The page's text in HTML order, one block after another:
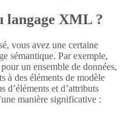
langage XML ?
vous avez une certaine
sémantique. Par exemple,
un ensemble de données,
à des éléments de modèle
d’éléments et d’attributs
manière significative :